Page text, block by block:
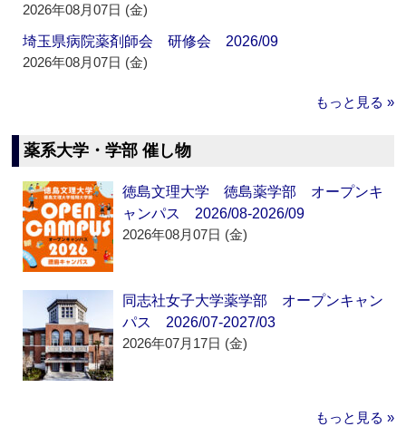
2026年08月07日 (金)
埼玉県病院薬剤師会 研修会 2026/09
2026年08月07日 (金)
もっと見る »
薬系大学・学部 催し物
徳島文理大学 徳島薬学部 オープンキ
ャンパス 2026/08-2026/09
2026年08月07日 (金)
同志社女子大学薬学部 オープンキャン
パス 2026/07-2027/03
2026年07月17日 (金)
もっと見る »